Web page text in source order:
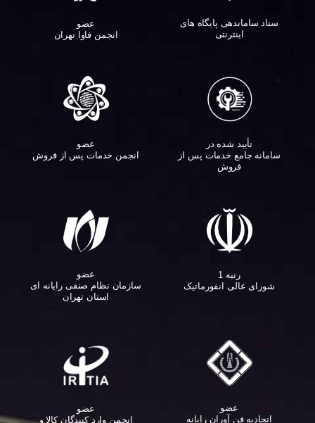
ستاد ساماندهی پایگاه های
اینترنتی
عضو
انجمن فاوا تهران
تأیید شده در
سامانه جامع خدمات پس از
فروش
عضو
انجمن خدمات پس از فروش
رتبه 1
شورای عالی انفورماتیک
عضو
سازمان نظام صنفی رایانه ای
استان تهران
عضو
اتحادیه فن آوران رایانه
عضو
انجمن وارد کنندگان کالا و